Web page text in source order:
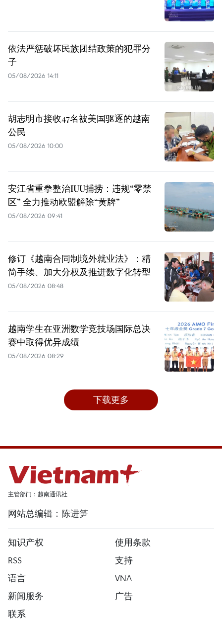
依法严惩破坏民族团结政策的犯罪分
子
05/08/2026 14:11
胡志明市接收47名被美国驱逐的越南
公民
05/08/2026 10:00
安江省重拳整治IUU捕捞：违规“零禁
区” 全力推动欧盟解除“黄牌”
05/08/2026 09:41
修订《越南合同制境外就业法》：精
简手续、加大分权及推进数字化转型
05/08/2026 08:48
越南学生在亚洲数学竞技场国际总决
赛中取得优异成绩
05/08/2026 08:29
下载更多
主管部门：越南通讯社
网站总编辑：陈进笋
知识产权
使用条款
RSS
支持
语言
VNA
新闻服务
广告
联系